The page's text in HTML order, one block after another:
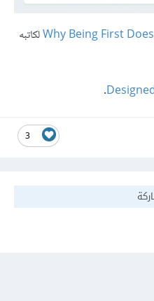
Why Being Firstلكاتبه
.
3